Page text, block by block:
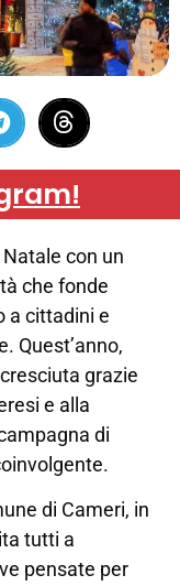
con un
che fonde
a cittadini e
Quest’anno,
grazie
e alla
di
di Cameri, in
tutti a
pensate per